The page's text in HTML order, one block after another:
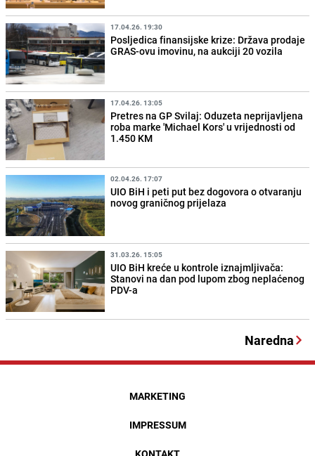
17.04.26. 19:30
Posljedica finansijske krize: Država prodaje
GRAS-ovu imovinu, na aukciji 20 vozila
17.04.26. 13:05
Pretres na GP Svilaj: Oduzeta neprijavljena
roba marke 'Michael Kors' u vrijednosti od
1.450 KM
02.04.26. 17:07
UIO BiH i peti put bez dogovora o otvaranju
novog graničnog prijelaza
31.03.26. 15:05
UIO BiH kreće u kontrole iznajmljivača:
Stanovi na dan pod lupom zbog neplaćenog
PDV-a
Naredna
MARKETING
IMPRESSUM